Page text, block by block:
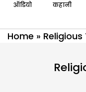
ऑडियो कहानी
Home »